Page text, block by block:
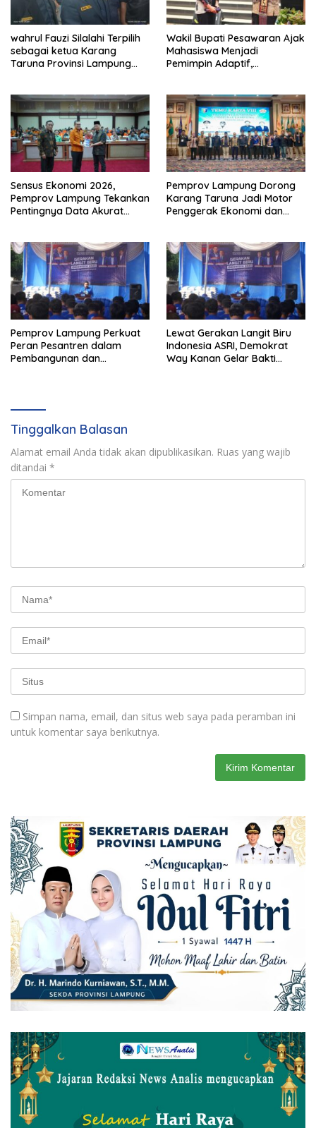
wahrul Fauzi Silalahi Terpilih
sebagai ketua Karang
Taruna Provinsi Lampung
Wakil Bupati Pesawaran Ajak
Mahasiswa Menjadi
Pemimpin Adaptif,
Sensus Ekonomi 2026,
Pemprov Lampung Tekankan
Pentingnya Data Akurat
Pemprov Lampung Dorong
Karang Taruna Jadi Motor
Penggerak Ekonomi dan
Pemprov Lampung Perkuat
Peran Pesantren dalam
Pembangunan dan
Lewat Gerakan Langit Biru
Indonesia ASRI, Demokrat
Way Kanan Gelar Bakti
Tinggalkan Balasan
Alamat email Anda tidak akan dipublikasikan. Ruas yang wajib
ditandai *
Simpan nama, email, dan situs web saya pada peramban ini
untuk komentar saya berikutnya.